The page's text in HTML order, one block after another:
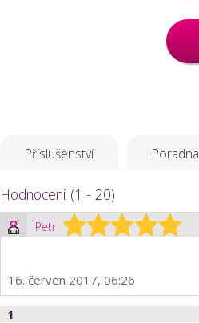
Příslušenství Poradna
Hodnocení (1 - 20)
Petr
16. červen 2017, 06:26
1